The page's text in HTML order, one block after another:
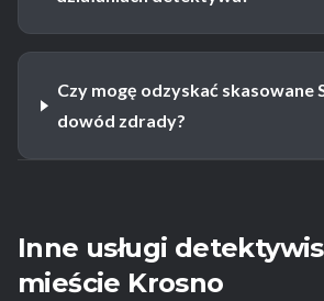
Czy mogę odzyskać skasowane
dowód zdrady?
Inne usługi
mieście Krosno